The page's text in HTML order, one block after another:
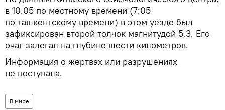
в 10.05 по местному времени (7:05
по ташкентскому времени) в этом уезде был
зафиксирован второй толчок магнитудой 5,3. Его
очаг залегал на глубине шести километров.
Информация о жертвах или разрушениях
не поступала.
В мире